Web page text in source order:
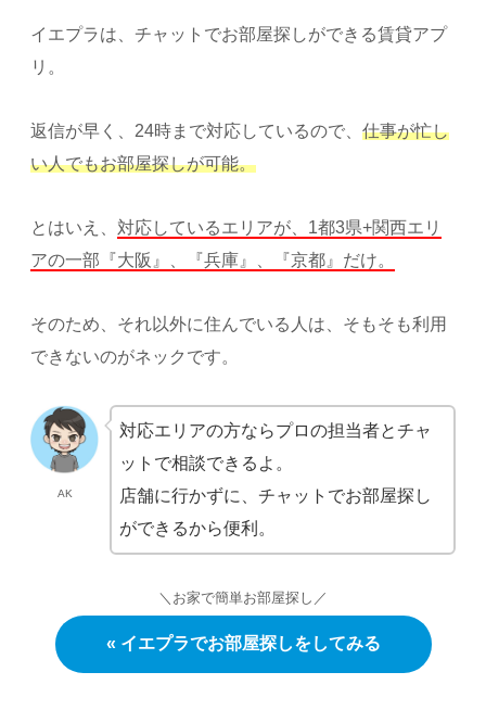
イエプラは、チャットでお部屋探しができる賃貸アプ
リ。
返信が早く、24時まで対応しているので、仕事が忙し
い人でもお部屋探しが可能。
とはいえ、 対応しているエリアが、1都3県+関西エリ
アの一部『大阪』、『兵庫』、『京都』だけ。
そのため、それ以外に住んでいる人は、そもそも利用
できないのがネックです。
AK
対応エリアの方ならプロの担当者とチャ
ットで相談できるよ。
店舗に行かずに、チャットでお部屋探し
ができるから便利。
＼お家で簡単お部屋探し／
« イエプラでお部屋探しをしてみる